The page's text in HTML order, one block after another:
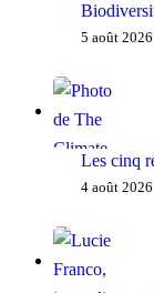
5 août 2026
Les cinq
4 août 2026